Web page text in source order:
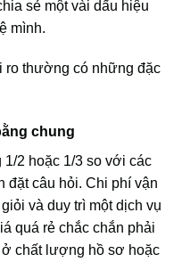
sẻ một vài dấu hiệu
mình.
ro thường có những đặc
chung
1/2 hoặc 1/3 so với các
đặt câu hỏi. Chi phí vận
và duy trì một dịch vụ
quá rẻ chắc chắn phải
chất lượng hồ sơ hoặc